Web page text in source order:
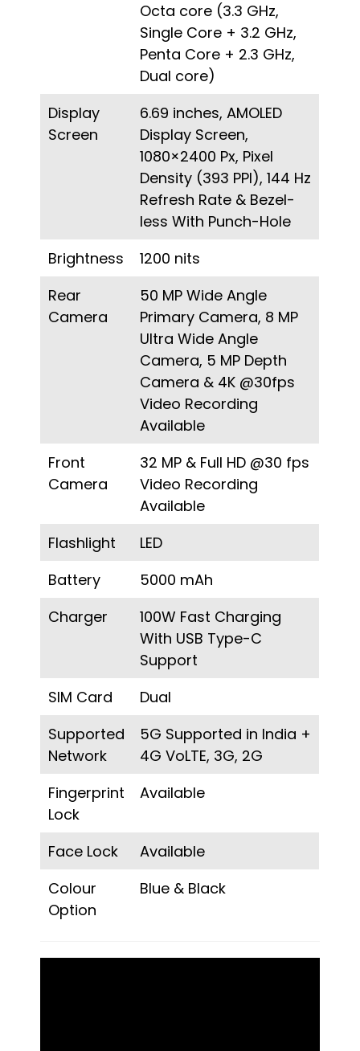
Octa core (3.3 GHz,
Single Core + 3.2 GHz,
Penta Core + 2.3 GHz,
Dual core)
Display
Screen
6.69 inches, AMOLED
Display Screen,
1080×2400 Px, Pixel
Density (393 PPI), 144 Hz
Refresh Rate & Bezel-
less With Punch-Hole
Brightness
1200 nits
Rear
Camera
50 MP Wide Angle
Primary Camera, 8 MP
Ultra Wide Angle
Camera, 5 MP Depth
Camera & 4K @30fps
Video Recording
Available
Front
Camera
32 MP & Full HD @30 fps
Video Recording
Available
Flashlight
LED
Battery
5000 mAh
Charger
100W Fast Charging
With USB Type-C
Support
SIM Card
Dual
Supported
Network
5G Supported in India +
4G VoLTE, 3G, 2G
Fingerprint
Lock
Available
Face Lock
Available
Colour
Option
Blue & Black